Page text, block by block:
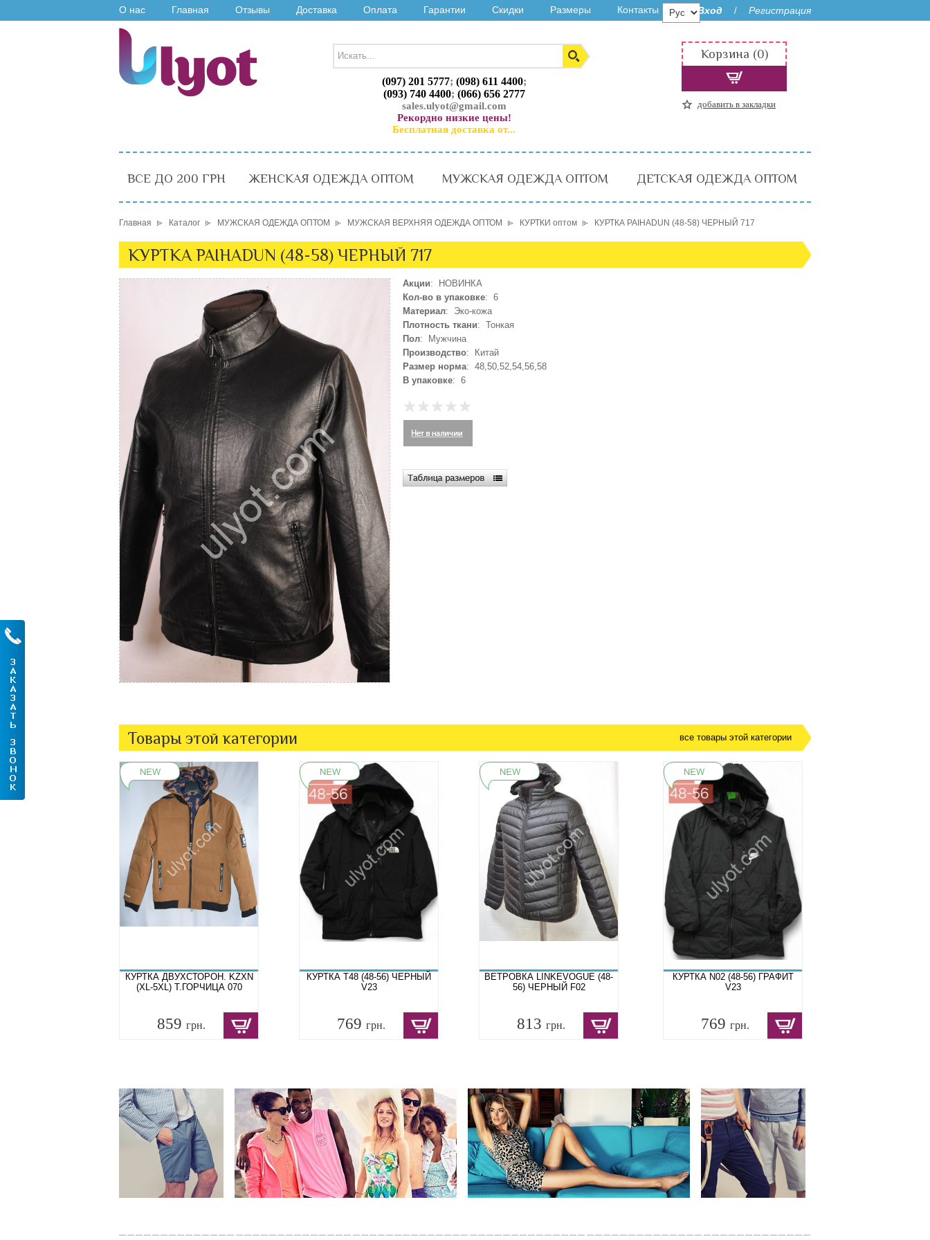
О нас Главная Отзывы Доставка Оплата Гарантии Скидки Размеры Контакты Вход / Регистрация
(097) 201 5777; (098) 611 4400;
(093) 740 4400; (066) 656 2777
sales.ulyot@gmail.com
Рекордно низкие цены!
Бесплатная доставка от...
Корзина (0)
добавить в закладки
ВСЕ ДО 200 ГРН ЖЕНСКАЯ ОДЕЖДА ОПТОМ МУЖСКАЯ ОДЕЖДА ОПТОМ ДЕТСКАЯ ОДЕЖДА ОПТОМ
Главная Каталог МУЖСКАЯ ОДЕЖДА ОПТОМ МУЖСКАЯ ВЕРХНЯЯ ОДЕЖДА ОПТОМ КУРТКИ оптом КУРТКА PAIHADUN (48-58) ЧЕРНЫЙ 717
КУРТКА PAIHADUN (48-58) ЧЕРНЫЙ 717
Акции: НОВИНКА
Кол-во в упаковке: 6
Материал: Эко-кожа
Плотность ткани: Тонкая
Пол: Мужчина
Производство: Китай
Размер норма: 48,50,52,54,56,58
В упаковке: 6
Товары этой категории все товары этой категории
КУРТКА ДВУХСТОРОН. KZXN
(XL-5XL) Т.ГОРЧИЦА 070
859 грн.
КУРТКА T48 (48-56) ЧЕРНЫЙ
V23
769 грн.
ВЕТРОВКА LINKEVOGUE (48-
56) ЧЕРНЫЙ F02
813 грн.
КУРТКА N02 (48-56) ГРАФИТ
V23
769 грн.